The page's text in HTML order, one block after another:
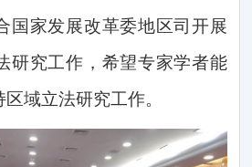
国家发展改革委地区司开展
研究工作，希望专家学者能
域立法研究工作。